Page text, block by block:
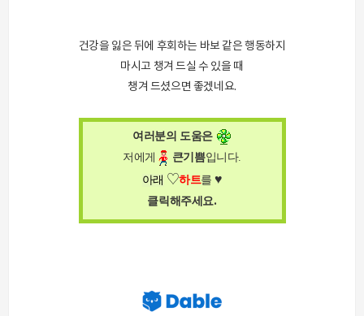
건강을 잃은 뒤에 후회하는 바보 같은 행동하지
마시고 챙겨 드실 수 있을 때
챙겨 드셨으면 좋겠네요.
여러분의 도움은
저에게
큰기쁨입니다.
아래 ♡하트를 ♥
클릭해주세요.